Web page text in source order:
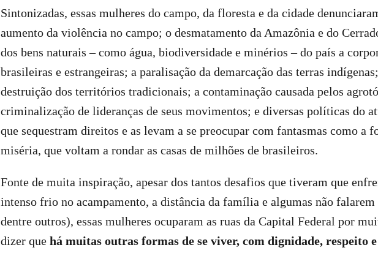
Sintonizadas, essas mulheres do campo, da floresta e da cidade
aumento da violência no campo; o desmatamento da Amazônia e do
dos bens naturais – como água, biodiversidade e minérios – do país a
brasileiras e estrangeiras; a paralisação da demarcação das terras
destruição dos territórios tradicionais; a contaminação causada pelos
criminalização de lideranças de seus movimentos; e diversas políticas do
que sequestram direitos e as levam a se preocupar com fantasmas como a
miséria, que voltam a rondar as casas de milhões de brasileiros.
Fonte de muita inspiração, apesar dos tantos desafios que tiveram que
intenso frio no acampamento, a distância da família e algumas não falarem
dentre outros), essas mulheres ocuparam as ruas da Capital Federal por
dizer que há muitas outras formas de se viver, com dignidade, respeito